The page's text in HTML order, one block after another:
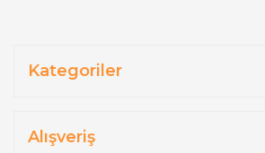
Kategoriler
Alışveriş